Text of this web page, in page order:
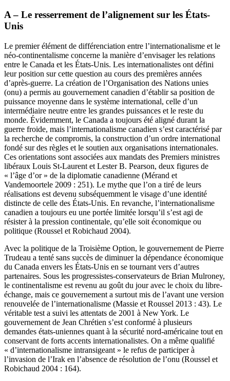
A – Le resserrement de l’alignement sur les États-
Unis
Le premier élément de différenciation entre l’internationalisme et le
néo-continentalisme concerne la manière d’envisager les relations
entre le Canada et les États-Unis. Les internationalistes ont défini
leur position sur cette question au cours des premières années
d’après-guerre. La création de l’Organisation des Nations unies
(onu) a permis au gouvernement canadien d’établir sa position de
puissance moyenne dans le système international, celle d’un
intermédiaire neutre entre les grandes puissances et le reste du
monde. Évidemment, le Canada a toujours été aligné durant la
guerre froide, mais l’internationalisme canadien s’est caractérisé par
la recherche de compromis, la construction d’un ordre international
fondé sur des règles et le soutien aux organisations internationales.
Ces orientations sont associées aux mandats des Premiers ministres
libéraux Louis St-Laurent et Lester B. Pearson, deux figures de
« l’âge d’or » de la diplomatie canadienne (Mérand et
Vandemoortele 2009 : 251). Le mythe que l’on a tiré de leurs
réalisations est devenu subséquemment le visage d’une identité
distincte de celle des États-Unis. En revanche, l’internationalisme
canadien a toujours eu une portée limitée lorsqu’il s’est agi de
résister à la pression continentale, qu’elle soit économique ou
politique (Roussel et Robichaud 2004).
Avec la politique de la Troisième Option, le gouvernement de Pierre
Trudeau a tenté sans succès de diminuer la dépendance économique
du Canada envers les États-Unis en se tournant vers d’autres
partenaires. Sous les progressistes-conservateurs de Brian Mulroney,
le continentalisme est revenu au goût du jour avec le choix du libre-
échange, mais ce gouvernement a surtout mis de l’avant une version
renouvelée de l’internationalisme (Massie et Roussel 2013 : 43). Le
véritable test a suivi les attentats de 2001 à New York. Le
gouvernement de Jean Chrétien s’est conformé à plusieurs
demandes états-uniennes quant à la sécurité nord-américaine tout en
conservant de forts accents internationalistes. On a même qualifié
« d’internationalisme intransigeant » le refus de participer à
l’invasion de l’Irak en l’absence de résolution de l’onu (Roussel et
Robichaud 2004 : 164).